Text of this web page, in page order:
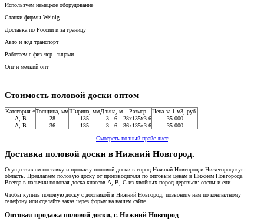
Используем немецкое оборудование
Станки фирмы Weinig
Доставка по России и за границу
Авто и ж/д транспорт
Работаем с физ./юр. лицами
Опт и мелкий опт
Стоимость половой доски оптом
Категория *Толщина, ммШирина, ммДлина, м Размер
Цена за 1 м3, руб.
A, В
28 135 3 - 6 28x135x3-6
35 000
A, В
36 135 3 - 6 36x135x3-6
35 000
Смотреть полный прайс-лист
Доставка половой доски в Нижний Новгород.
Осуществляем поставку и продажу половой доски в город Нижний Новгород и Нижегородскую
область. Предлагаем половую доску от производителя по оптовым ценам в Нижнем Новгороде.
Всегда в наличии половая доска классов А, В, С из хвойных пород деревьев: сосны и ели.
Чтобы купить половую доску с доставкой в Нижний Новгород, позвоните нам по контактному
телефону или сделайте заказ через форму на нашем сайте.
Оптовая продажа половой доски, г. Нижний Новгород